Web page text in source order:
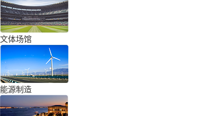
文体场馆
能源制造